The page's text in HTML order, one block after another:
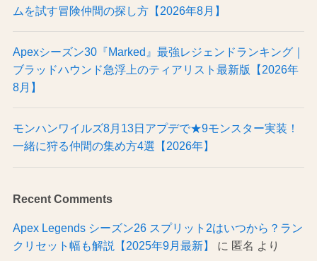
ムを試す冒険仲間の探し方【2026年8月】
Apexシーズン30『Marked』最強レジェンドランキング｜
ブラッドハウンド急浮上のティアリスト最新版【2026年
8月】
モンハンワイルズ8月13日アプデで★9モンスター実装！
一緒に狩る仲間の集め方4選【2026年】
Recent Comments
Apex Legends シーズン26 スプリット2はいつから？ラン
クリセット幅も解説【2025年9月最新】
に 匿名 より